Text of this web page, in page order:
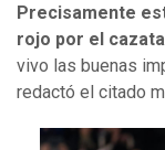
Precisamente
rojo por el
vivo las buenas
redactó el citado